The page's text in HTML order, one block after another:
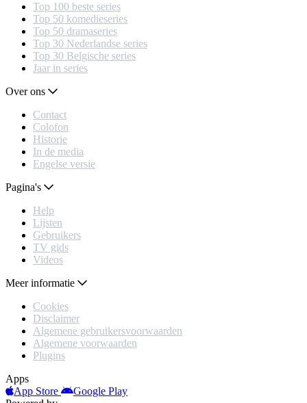
Top 100 beste series
Top 50 komedieseries
Top 50 dramaseries
Top 30 Nederlandse series
Top 30 Belgische series
Jaar in series
Over ons
Contact
Colofon
Historie
In de media
Engelse versie
Pagina's
Help
Lijsten
Gebruikers
TV gids
Videos
Meer informatie
Cookies
Disclaimer
Algemene gebruikersvoorwaarden
Algemene voorwaarden
Plugins
Apps
App Store
Google Play